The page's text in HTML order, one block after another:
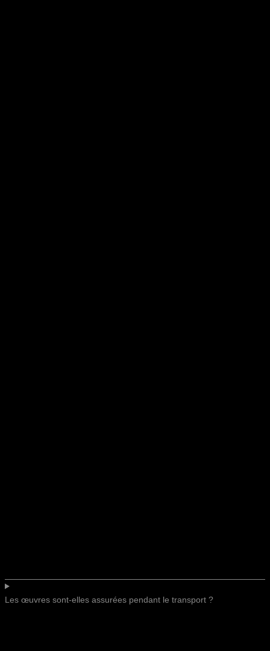
Les œuvres sont-elles assurées pendant le transport ?